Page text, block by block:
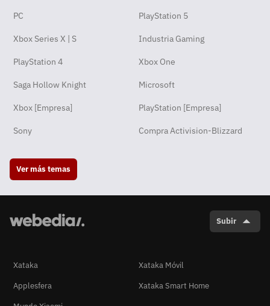
PC PlayStation 5
Xbox Series X | S Industria Gaming
PlayStation 4 Xbox One
Saga Hollow Knight Microsoft
Xbox [Empresa] PlayStation [Empresa]
Sony Compra Activision-Blizzard
Ver más temas
Subir
Xataka
Xataka Móvil
Applesfera
Xataka Smart Home